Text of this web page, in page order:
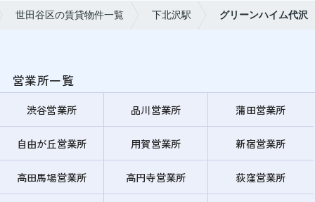
世田谷区の賃貸物件一覧 下北沢駅 グリーンハイム代沢
営業所一覧
渋谷営業所 品川営業所 蒲田営業所
自由が丘営業所 用賀営業所 新宿営業所
高田馬場営業所 高円寺営業所 荻窪営業所